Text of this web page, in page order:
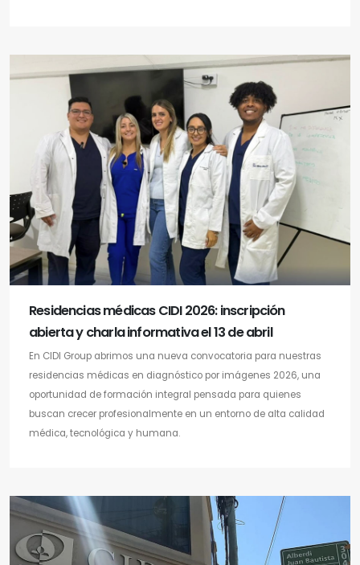
Residencias médicas CIDI 2026: inscripción
abierta y charla informativa el 13 de abril
En CIDI Group abrimos una nueva convocatoria para nuestras
residencias médicas en diagnóstico por imágenes 2026, una
oportunidad de formación integral pensada para quienes
buscan crecer profesionalmente en un entorno de alta calidad
médica, tecnológica y humana.